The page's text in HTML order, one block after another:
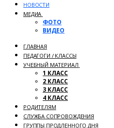
НОВОСТИ
МЕДИА
ФОТО
ВИДЕО
ГЛАВНАЯ
ПЕДАГОГИ / КЛАССЫ
УЧЕБНЫЙ МАТЕРИАЛ
1 КЛАСС
2 КЛАСС
3 КЛАСС
4 КЛАСС
РОДИТЕЛЯМ
СЛУЖБА СОПРОВОЖДЕНИЯ
ГРУППЫ ПРОДЛЕННОГО ДНЯ